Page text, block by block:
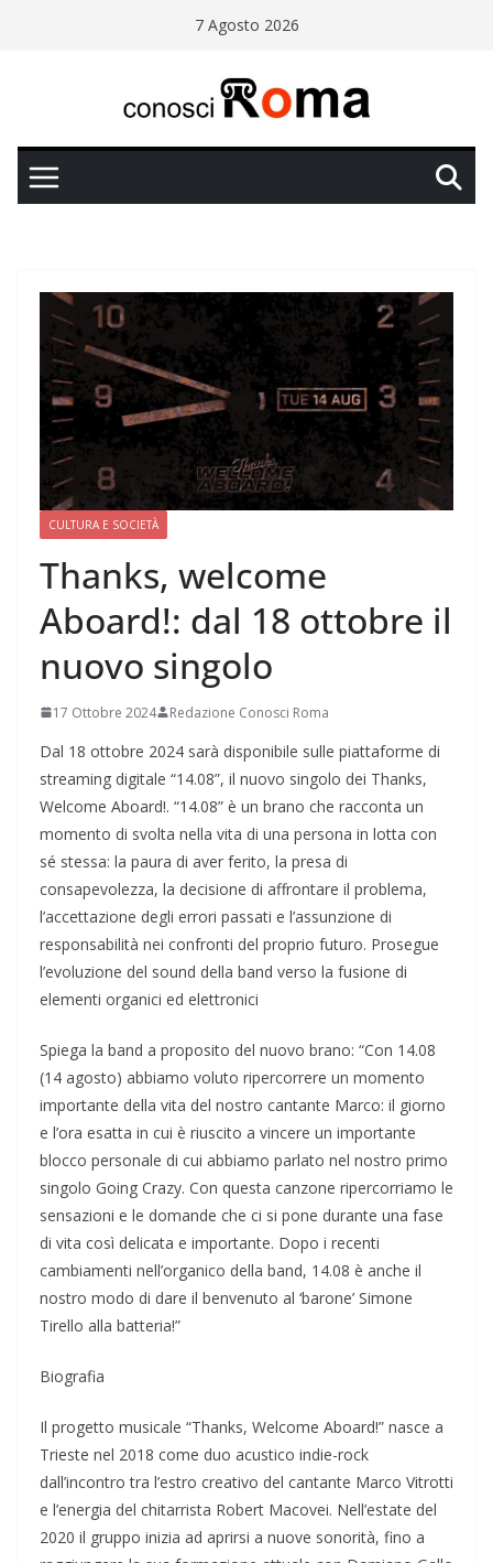
7 Agosto 2026
CULTURA E SOCIETÀ
Thanks, welcome
Aboard!: dal 18 ottobre il
nuovo singolo
17 Ottobre 2024 Redazione Conosci Roma
Dal 18 ottobre 2024 sarà disponibile sulle piattaforme di
streaming digitale “14.08”, il nuovo singolo dei Thanks,
Welcome Aboard!. “14.08” è un brano che racconta un
momento di svolta nella vita di una persona in lotta con
sé stessa: la paura di aver ferito, la presa di
consapevolezza, la decisione di affrontare il problema,
l’accettazione degli errori passati e l’assunzione di
responsabilità nei confronti del proprio futuro. Prosegue
l’evoluzione del sound della band verso la fusione di
elementi organici ed elettronici
Spiega la band a proposito del nuovo brano: “Con 14.08
(14 agosto) abbiamo voluto ripercorrere un momento
importante della vita del nostro cantante Marco: il giorno
e l’ora esatta in cui è riuscito a vincere un importante
blocco personale di cui abbiamo parlato nel nostro primo
singolo Going Crazy. Con questa canzone ripercorriamo le
sensazioni e le domande che ci si pone durante una fase
di vita così delicata e importante. Dopo i recenti
cambiamenti nell’organico della band, 14.08 è anche il
nostro modo di dare il benvenuto al ‘barone’ Simone
Tirello alla batteria!”
Biografia
Il progetto musicale “Thanks, Welcome Aboard!” nasce a
Trieste nel 2018 come duo acustico indie-rock
dall’incontro tra l’estro creativo del cantante Marco Vitrotti
e l’energia del chitarrista Robert Macovei. Nell’estate del
2020 il gruppo inizia ad aprirsi a nuove sonorità, fino a